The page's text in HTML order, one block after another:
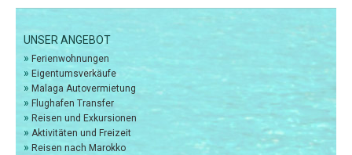
UNSER ANGEBOT
» Ferienwohnungen
» Eigentumsverkäufe
» Malaga Autovermietung
» Flughafen Transfer
» Reisen und Exkursionen
» Aktivitäten und Freizeit
» Reisen nach Marokko